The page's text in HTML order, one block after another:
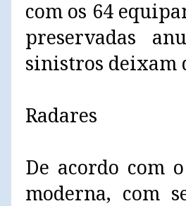
com os 64
preservadas
sinistros deixam
Radares
De acordo com
moderna, com